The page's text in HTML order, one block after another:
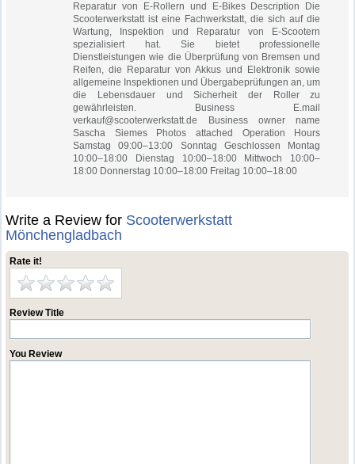
Reparatur von E-Rollern und E-Bikes Description Die
Scooterwerkstatt ist eine Fachwerkstatt, die sich auf die
Wartung, Inspektion und Reparatur von E-Scootern
spezialisiert hat. Sie bietet professionelle
Dienstleistungen wie die Überprüfung von Bremsen und
Reifen, die Reparatur von Akkus und Elektronik sowie
allgemeine Inspektionen und Übergabeprüfungen an, um
die Lebensdauer und Sicherheit der Roller zu
gewährleisten. Business E.mail
verkauf@scooterwerkstatt.de Business owner name
Sascha Siemes Photos attached Operation Hours
Samstag 09:00–13:00 Sonntag Geschlossen Montag
10:00–18:00 Dienstag 10:00–18:00 Mittwoch 10:00–
18:00 Donnerstag 10:00–18:00 Freitag 10:00–18:00
Write a Review for Scooterwerkstatt
Mönchengladbach
Rate it!
Review Title
You Review